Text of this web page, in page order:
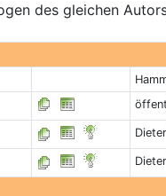
des gleichen